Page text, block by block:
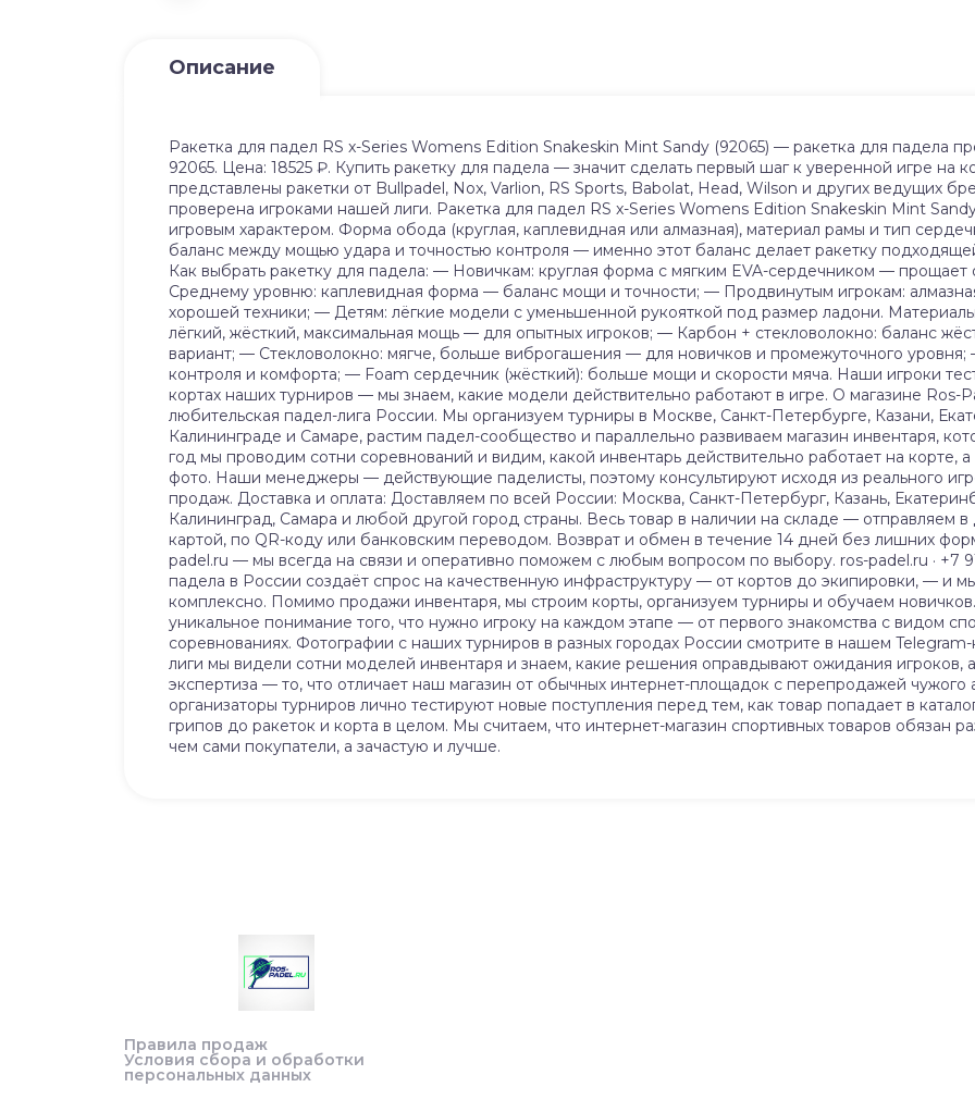
Описание
Ракетка для падел RS x-Series Womens Edition Snakeskin Mint Sandy (92065) — ракетка для падела
92065. Цена: 18525 ₽. Купить ракетку для падела — значит сделать первый шаг к уверенной игре на
представлены ракетки от Bullpadel, Nox, Varlion, RS Sports, Babolat, Head, Wilson и других ведущих
проверена игроками нашей лиги. Ракетка для падел RS x-Series Womens Edition Snakeskin Mint
игровым характером. Форма обода (круглая, каплевидная или алмазная), материал рамы и тип
баланс между мощью удара и точностью контроля — именно этот баланс делает ракетку
Как выбрать ракетку для падела: — Новичкам: круглая форма с мягким EVA-сердечником —
Среднему уровню: каплевидная форма — баланс мощи и точности; — Продвинутым игрокам:
хорошей техники; — Детям: лёгкие модели с уменьшенной рукояткой под размер ладони.
лёгкий, жёсткий, максимальная мощь — для опытных игроков; — Карбон + стекловолокно: баланс
вариант; — Стекловолокно: мягче, больше виброгашения — для новичков и промежуточного
контроля и комфорта; — Foam сердечник (жёсткий): больше мощи и скорости мяча. Наши игроки
кортах наших турниров — мы знаем, какие модели действительно работают в игре. О магазине
любительская падел-лига России. Мы организуем турниры в Москве, Санкт-Петербурге, Казани,
Калининграде и Самаре, растим падел-сообщество и параллельно развиваем магазин инвентаря,
год мы проводим сотни соревнований и видим, какой инвентарь действительно работает на корте,
фото. Наши менеджеры — действующие паделисты, поэтому консультируют исходя из реального
продаж. Доставка и оплата: Доставляем по всей России: Москва, Санкт-Петербург, Казань,
Калининград, Самара и любой другой город страны. Весь товар в наличии на складе — отправляем
картой, по QR-коду или банковским переводом. Возврат и обмен в течение 14 дней без лишних
padel.ru — мы всегда на связи и оперативно поможем с любым вопросом по выбору. ros-padel.ru · +7
падела в России создаёт спрос на качественную инфраструктуру — от кортов до экипировки, — и
комплексно. Помимо продажи инвентаря, мы строим корты, организуем турниры и обучаем
уникальное понимание того, что нужно игроку на каждом этапе — от первого знакомства с видом
соревнованиях. Фотографии с наших турниров в разных городах России смотрите в нашем
лиги мы видели сотни моделей инвентаря и знаем, какие решения оправдывают ожидания игроков,
экспертиза — то, что отличает наш магазин от обычных интернет-площадок с перепродажей
организаторы турниров лично тестируют новые поступления перед тем, как товар попадает в
грипов до ракеток и корта в целом. Мы считаем, что интернет-магазин спортивных товаров обязан
чем сами покупатели, а зачастую и лучше.
Правила продаж
Условия сбора и обработки
персональных данных